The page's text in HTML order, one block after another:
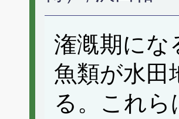
潅漑期にな
魚類が水田
る。これ